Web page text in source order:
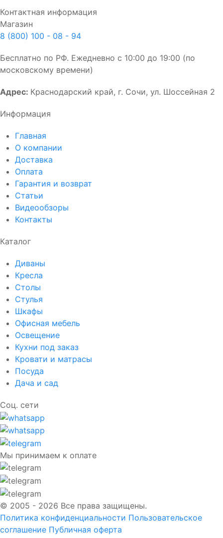
Контактная информация
Магазин
8 (800) 100 - 08 - 94
Бесплатно по РФ. Ежедневно с 10:00 до 19:00 (по
московскому времени)
Адрес: Краснодарский край, г. Сочи, ул. Шоссейная 2
Информация
Главная
О компании
Доставка
Оплата
Гарантия и возврат
Статьи
Видеообзоры
Контакты
Каталог
Диваны
Кресла
Столы
Стулья
Шкафы
Офисная мебель
Освещение
Кухни под заказ
Кровати и матрасы
Посуда
Дача и сад
Соц. сети
Мы принимаем к оплате
© 2005 - 2026 Все права защищены.
Политика конфиденциальности Пользовательское
соглашение Публичная оферта